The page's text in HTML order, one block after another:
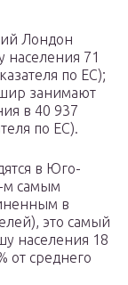
Лондон
населения 71
по ЕС);
занимают
в 40 937
по ЕС).
в Юго-
м самым
в
это самый
населения 18
от среднего